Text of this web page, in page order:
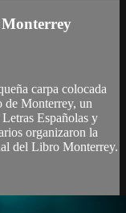
carpa colocada
de Monterrey, un
Españolas y
organizaron la
del Libro Monterrey.